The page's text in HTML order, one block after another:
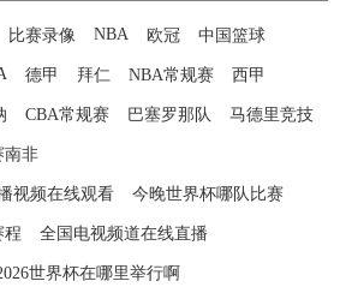
比赛录像 NBA 欧冠 中国篮球
德甲 拜仁 NBA常规赛 西甲
CBA常规赛 巴塞罗那队 马德里竞技
南非
视频在线观看 今晚世界杯哪队比赛
程 全国电视频道在线直播
世界杯在哪里举行啊